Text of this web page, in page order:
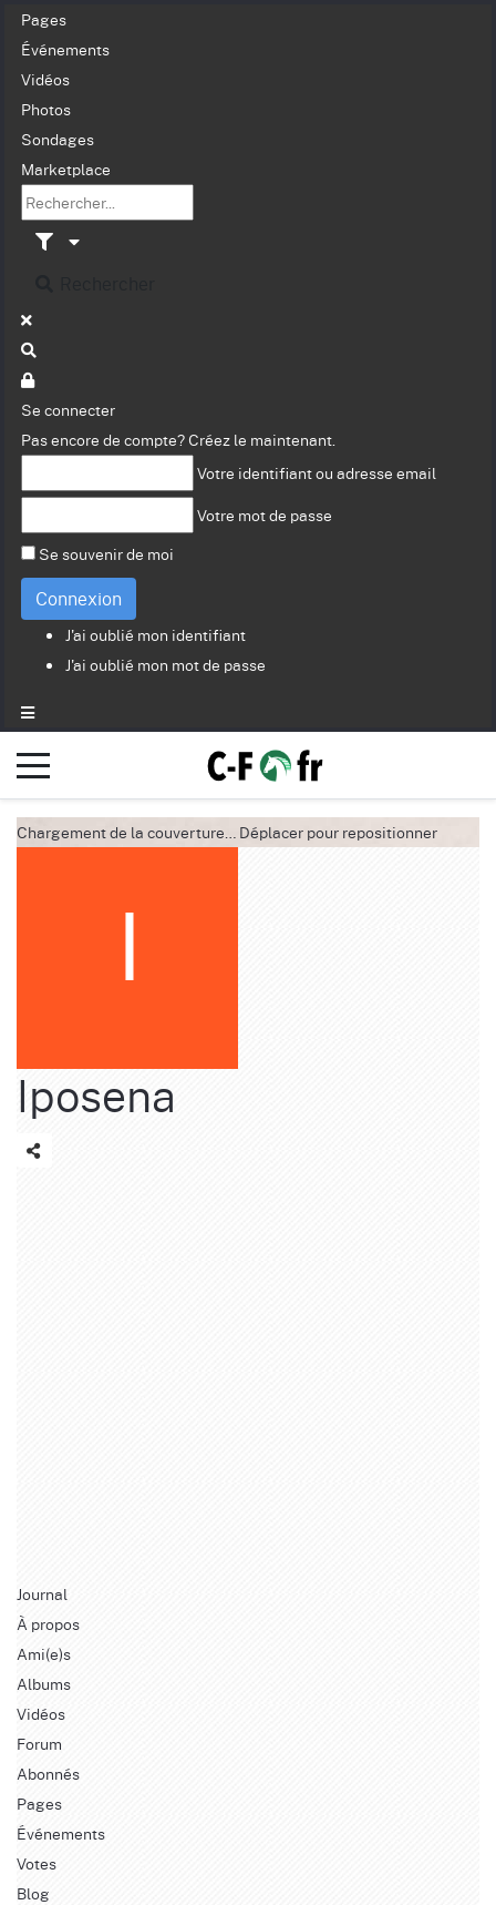
Pages
Événements
Vidéos
Photos
Sondages
Marketplace
Se connecter
Pas encore de compte? Créez le maintenant.
Votre identifiant ou adresse email
Votre mot de passe
Se souvenir de moi
Connexion
J'ai oublié mon identifiant
J'ai oublié mon mot de passe
Chargement de la couverture… Déplacer pour repositionner
Iposena
Journal
À propos
Ami(e)s
Albums
Vidéos
Forum
Abonnés
Pages
Événements
Votes
Blog